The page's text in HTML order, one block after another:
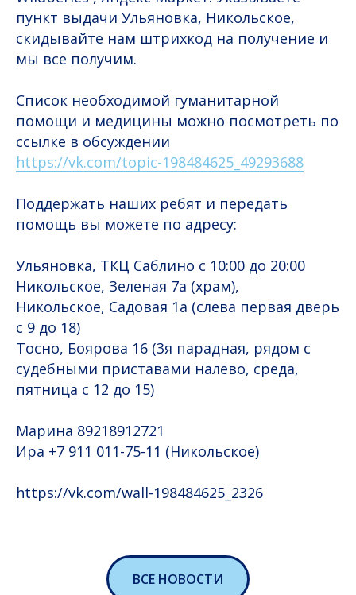
пункт выдачи Ульяновка, Никольское,
скидывайте нам штрихкод на получение и
мы все получим.
Список необходимой гуманитарной
помощи и медицины можно посмотреть по
ссылке в обсуждении
https://vk.com/topic-198484625_49293688
Поддержать наших ребят и передать
помощь вы можете по адресу:
Ульяновка, ТКЦ Саблино с 10:00 до 20:00
Никольское, Зеленая 7а (храм),
Никольское, Садовая 1а (слева первая дверь
с 9 до 18)
Тосно, Боярова 16 (3я парадная, рядом с
судебными приставами налево, среда,
пятница с 12 до 15)
Марина 89218912721
Ира +7 911 011-75-11 (Никольское)
https://vk.com/wall-198484625_2326
ВСЕ НОВОСТИ